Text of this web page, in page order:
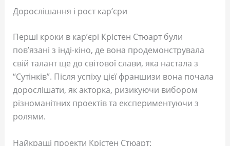
Дорослішання і рост кар’єри
Перші кроки в кар’єрі Крістен Стюарт були
пов’язані з інді-кіно, де вона продемонструвала
свій талант ще до світової слави, яка настала з
“Сутінків”. Після успіху цієї франшизи вона почала
дорослішати, як акторка, ризикуючи вибором
різноманітних проектів та експериментуючи з
ролями.
Найкращі проекти Крістен Стюарт: